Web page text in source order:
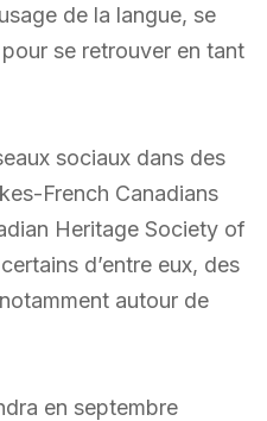
de la langue, se
se retrouver en tant
sociaux dans des
French Canadians
Heritage Society of
d’entre eux, des
autour de
en septembre